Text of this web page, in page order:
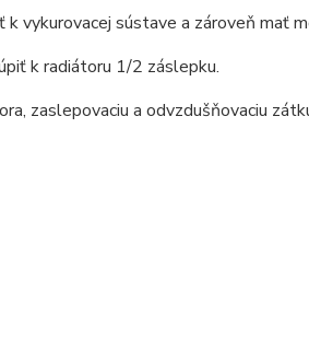
vykurovacej sústave a zároveň mať
k radiátoru 1/2 záslepku.
zaslepovaciu a odvzdušňovaciu